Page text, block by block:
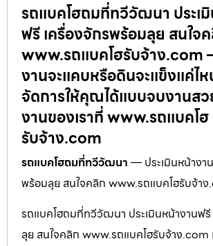
รถแบคโฮถมที่ทวีวัฒนา ประเ
ฟรี เครื่องจักรพร้อมลุย สนใจ
www.รถแบคโฮรับจ้าง.com
งานจะแคบหรือดินจะแข็งแค่ไห
จัดการให้คุณได้แบบจบงานสว
งานของเราที่ www.รถแบคโฮ
รับจ้าง.com
รถแบคโฮถมที่ทวีวัฒนา — ประเมินหน้างา
พร้อมลุย สนใจคลิก www.รถแบคโฮรับจ้า
รถแบคโฮถมที่ทวีวัฒนา ประเมินหน้างานฟ
ลุย สนใจคลิก www.รถแบคโฮรับจ้าง.com